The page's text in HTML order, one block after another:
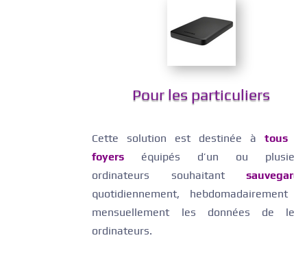
Pour les particuliers
Cette solution est destinée à tous
foyers équipés d’un ou
ordinateurs souhaitant
quotidiennement,
mensuellement les données de
ordinateurs.